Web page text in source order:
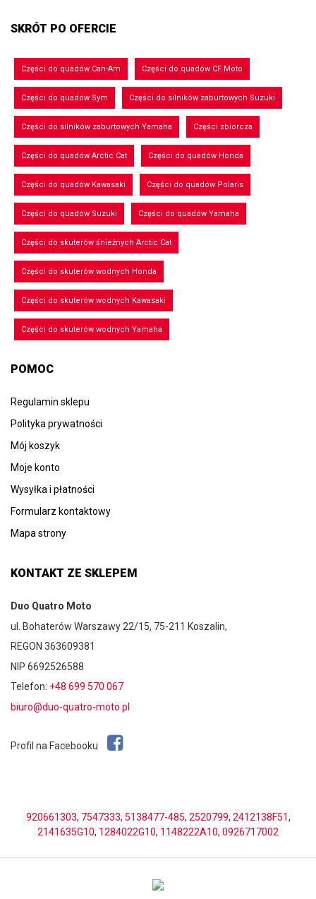
SKRÓT PO OFERCIE
Części do quadów Can-Am Części do quadów CF Moto
Części do quadów Sym Części do silników zaburtowych Suzuki
Części do silników zaburtowych Yamaha Części zbiorcza
Części do quadów Arctic Cat Części do quadów Honda
Części do quadów Kawasaki Części do quadów Polaris
Części do quadów Suzuki Części do quadów Yamaha
Części do skuterów śnieżnych Arctic Cat
Części do skuterów wodnych Honda
Części do skuterów wodnych Kawasaki
Części do skuterów wodnych Yamaha
POMOC
Regulamin sklepu
Polityka prywatności
Mój koszyk
Moje konto
Wysyłka i płatności
Formularz kontaktowy
Mapa strony
KONTAKT ZE SKLEPEM
Duo Quatro Moto
ul. Bohaterów Warszawy 22/15, 75-211 Koszalin,
REGON 363609381
NIP 6692526588
Telefon: +48 699 570 067
biuro@duo-quatro-moto.pl
Profil na Facebooku
920661303, 7547333, 5138477-485, 2520799, 2412138F51,
2141635G10, 1284022G10, 1148222A10, 0926717002